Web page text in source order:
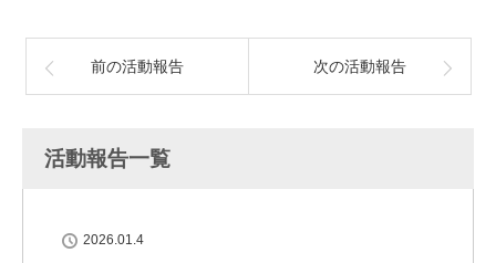
前の活動報告 次の活動報告
活動報告一覧
2026.01.4